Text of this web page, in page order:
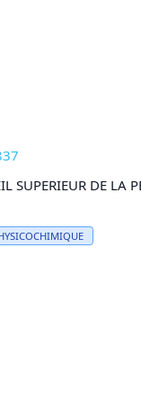
SUPERIEUR DE LA